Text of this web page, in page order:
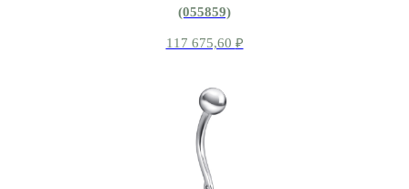
(055859)
117 675,60 ₽